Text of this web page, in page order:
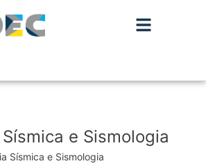
e Sismologia
Sísmica e Sismologia